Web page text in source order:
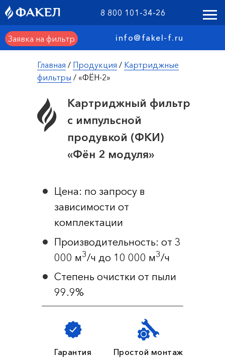
8 800 101-34-26
Заявка на фильтр info@fakel-f.ru
Главная / Продукция / Картриджные
фильтры / «ФЁН-2»
Картриджный фильтр
с импульсной
продувкой (ФКИ)
«Фён 2 модуля»
Цена: по запросу в
зависимости от
комплектации
Производительность: от 3
000 м3/ч до 10 000 м3/ч
Степень очистки от пыли
99.9%
Гарантия
Простой монтаж